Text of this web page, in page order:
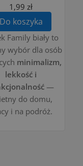
1,99 zł
Do koszyka
Family biały to
wybór dla osób
minimalizm,
lekkość i
—
do domu,
i na podróż.